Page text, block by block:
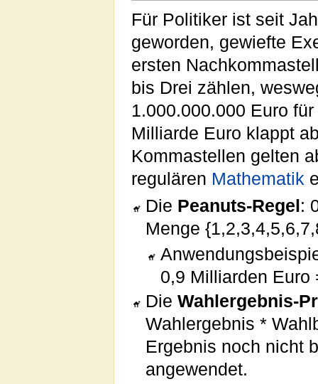
Für Politiker ist seit
geworden, gewiefte
ersten
bis Drei zählen,
1.000.000.000 Euro
Milliarde Euro klappt
Kommastellen gelten
regulären Mathematik
Die Peanuts-Regel :
Menge
0,9 Milliarden Euro
DieWahlergebnis-
Wahlergebnis *
Ergebnis noch nicht
angewendet.